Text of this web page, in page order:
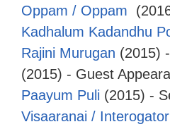
Oppam / Oppam
Kadhalum Kadandhu
Rajini Murugan (2015)
(2015) - Guest
Paayum Puli (2015) -
Visaaranai /